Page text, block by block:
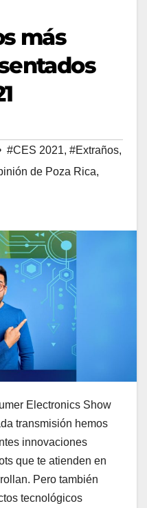
más
#CES 2021, #Extraños,
de Poza Rica,
Electronics Show
transmisión hemos
innovaciones
que te atienden en
Pero también
tecnológicos